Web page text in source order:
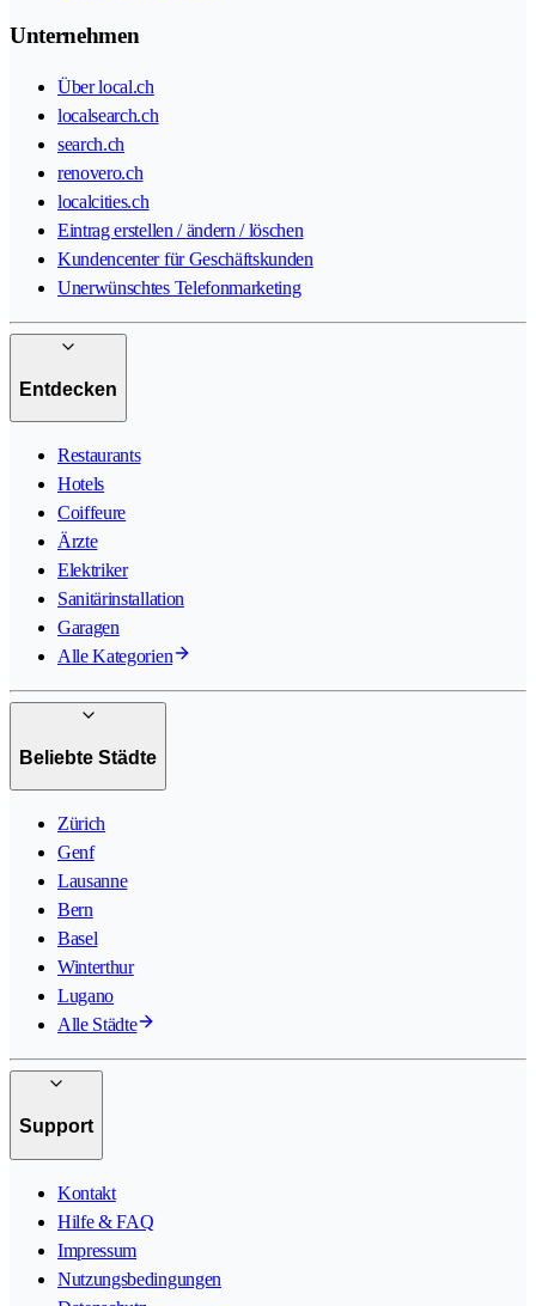
Unternehmen
Über local.ch
localsearch.ch
search.ch
renovero.ch
localcities.ch
Eintrag erstellen / ändern / löschen
Kundencenter für Geschäftskunden
Unerwünschtes Telefonmarketing
Entdecken
Restaurants
Hotels
Coiffeure
Ärzte
Elektriker
Sanitärinstallation
Garagen
Alle Kategorien
Beliebte Städte
Zürich
Genf
Lausanne
Bern
Basel
Winterthur
Lugano
Alle Städte
Support
Kontakt
Hilfe & FAQ
Impressum
Nutzungsbedingungen